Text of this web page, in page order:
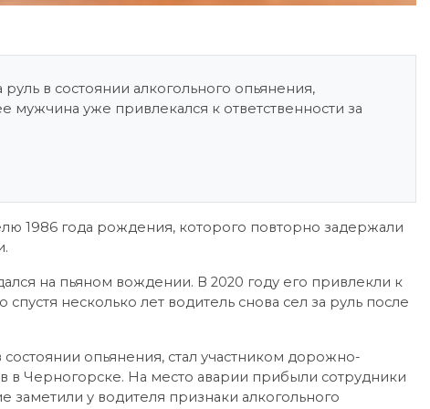
в состоянии алкогольного опьянения,
уже привлекался к ответственности за
1986 года рождения, которого повторно задержали
на пьяном вождении. В 2020 году его привлекли к
несколько лет водитель снова сел за руль после
опьянения, стал участником дорожно-
в Черногорске. На место аварии прибыли сотрудники
у водителя признаки алкогольного